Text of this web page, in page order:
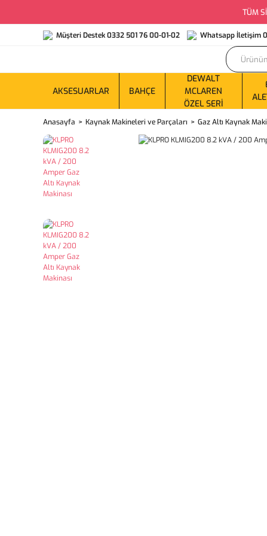
TÜM
Müşteri Destek 0332 501 76 00-01-02 Whatsapp İletişim
AKSESUARLAR BAHÇE
DEWALT
MCLAREN
ÖZEL SERI
Anasayfa Kaynak Makineleri ve Parçaları Gaz Altı Kaynak